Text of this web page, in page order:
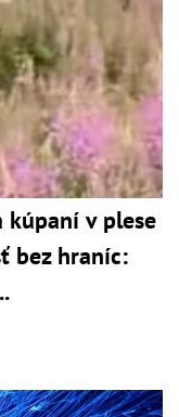
kúpaní v plese
bez hraníc: